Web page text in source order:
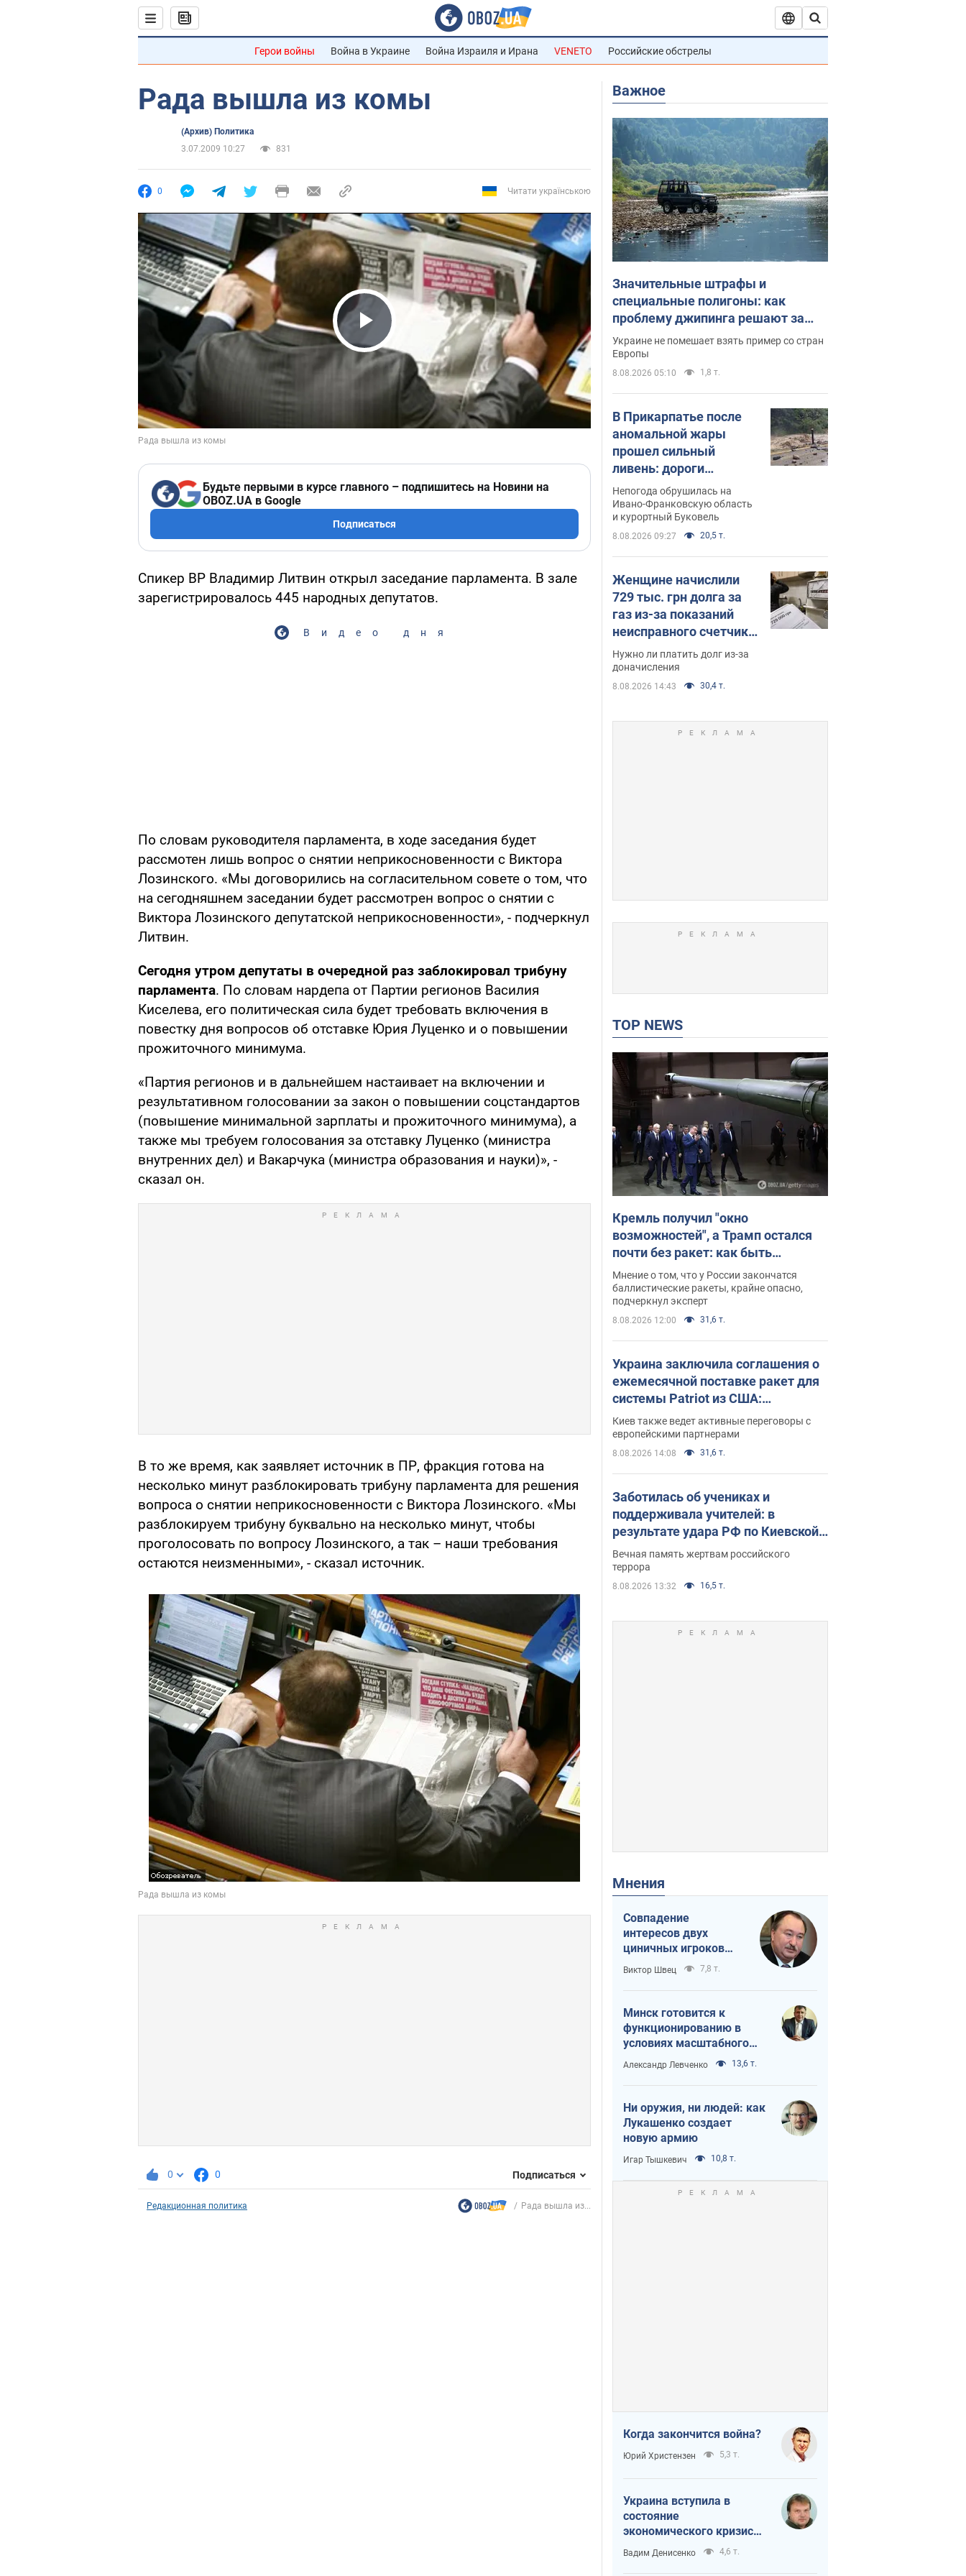
Герои войны Война в Украине Война Израиля и Ирана VENETO Российские обстрелы
Рада вышла из комы
(Архив) Политика
3.07.2009 10:27
831
0 Читати українською
Play Video
Будьте первыми в курсе главного – подпишитесь на Новини на
OBOZ.UA в Google
Подписаться
Спикер ВР Владимир Литвин открыл заседание парламента. В зале
зарегистрировалось 445 народных депутатов.
Видео дня
По словам руководителя парламента, в ходе заседания будет
рассмотен лишь вопрос о снятии неприкосновенности с Виктора
Лозинского. «Мы договорились на согласительном совете о том, что
на сегодняшнем заседании будет рассмотрен вопрос о снятии с
Виктора Лозинского депутатской неприкосновенности», - подчеркнул
Литвин.
Сегодня утром депутаты в очередной раз заблокировал трибуну
парламента. По словам нардепа от Партии регионов Василия
Киселева, его политическая сила будет требовать включения в
повестку дня вопросов об отставке Юрия Луценко и о повышении
прожиточного минимума.
«Партия регионов и в дальнейшем настаивает на включении и
результативном голосовании за закон о повышении соцстандартов
(повышение минимальной зарплаты и прожиточного минимума), а
также мы требуем голосования за отставку Луценко (министра
внутренних дел) и Вакарчука (министра образования и науки)», -
сказал он.
В то же время, как заявляет источник в ПР, фракция готова на
несколько минут разблокировать трибуну парламента для решения
вопроса о снятии неприкосновенности с Виктора Лозинского. «Мы
разблокируем трибуну буквально на несколько минут, чтобы
проголосовать по вопросу Лозинского, а так – наши требования
остаются неизменными», - сказал источник.
0 0 Подписаться
Редакционная политика Рада вышла из...
Важное
Значительные штрафы и
специальные полигоны: как
проблему джипинга решают за
границей
Украине не помешает взять пример со стран
Европы
8.08.2026 05:10 1,8 т.
В Прикарпатье после
аномальной жары
прошел сильный
ливень: дороги
превратились в реки.
Видео
Непогода обрушилась на
Ивано-Франковскую область
и курортный Буковель
8.08.2026 09:27 20,5 т.
Женщине начислили
729 тыс. грн долга за
газ из-за показаний
неисправного счетчика:
судья вынес
неожиданное решение
Нужно ли платить долг из-за
доначисления
8.08.2026 14:43 30,4 т.
TOP NEWS
Кремль получил "окно
возможностей", а Трамп остался
почти без ракет: как быть
Украине? Интервью с Мельником
Мнение о том, что у России закончатся
баллистические ракеты, крайне опасно,
подчеркнул эксперт
8.08.2026 12:00 31,6 т.
Украина заключила соглашения о
ежемесячной поставке ракет для
системы Patriot из США:
Зеленский раскрыл подробности
Киев также ведет активные переговоры с
европейскими партнерами
8.08.2026 14:08 31,6 т.
Заботилась об учениках и
поддерживала учителей: в
результате удара РФ по Киевской
области погибли директор
киевского лицея, её муж и внук
Вечная память жертвам российского
террора
8.08.2026 13:32 16,5 т.
Мнения
Совпадение
интересов двух
циничных игроков
или тайный план
Трампа и Путина?
Виктор Швец 7,8 т.
Минск готовится к
функционированию в
условиях масштабного
военного кризиса
Александр Левченко 13,6 т.
Ни оружия, ни людей: как
Лукашенко создает
новую армию
Игар Тышкевич 10,8 т.
Когда закончится война?
Юрий Христензен 5,3 т.
Украина вступила в
состояние
экономического кризиса.
Есть ли свет в конце
туннеля?
Вадим Денисенко 4,6 т.